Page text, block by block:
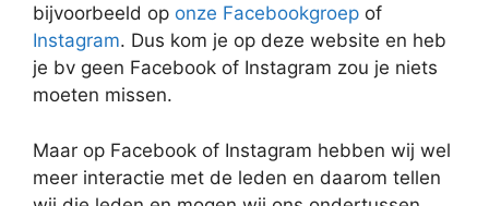
bijvoorbeeld op onze Facebookgroep of
Instagram. Dus kom je op deze website en heb
je bv geen Facebook of Instagram zou je niets
moeten missen.
Maar op Facebook of Instagram hebben wij wel
meer interactie met de leden en daarom tellen